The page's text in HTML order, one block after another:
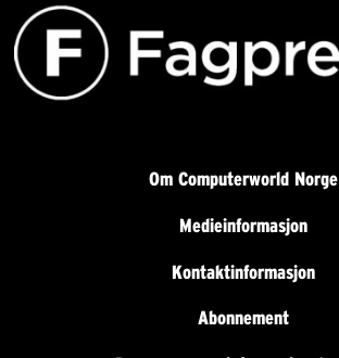
Om Computerworld Norge
Medieinformasjon
Kontaktinformasjon
Abonnement